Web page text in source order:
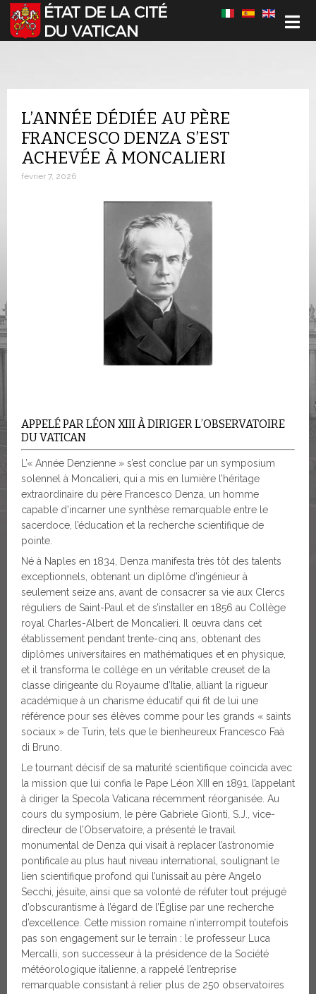
Sélectionnez votre langue
L’ANNÉE DÉDIÉE AU PÈRE
FRANCESCO DENZA S’EST
ACHEVÉE À MONCALIERI
février 7, 2026
APPELÉ PAR LÉON XIII À DIRIGER L’OBSERVATOIRE
DU VATICAN
L’« Année Denzienne » s’est conclue par un symposium
solennel à Moncalieri, qui a mis en lumière l’héritage
extraordinaire du père Francesco Denza, un homme
capable d’incarner une synthèse remarquable entre le
sacerdoce, l’éducation et la recherche scientifique de
pointe.
Né à Naples en 1834, Denza manifesta très tôt des talents
exceptionnels, obtenant un diplôme d’ingénieur à
seulement seize ans, avant de consacrer sa vie aux Clercs
réguliers de Saint-Paul et de s’installer en 1856 au Collège
royal Charles-Albert de Moncalieri. Il œuvra dans cet
établissement pendant trente-cinq ans, obtenant des
diplômes universitaires en mathématiques et en physique,
et il transforma le collège en un véritable creuset de la
classe dirigeante du Royaume d’Italie, alliant la rigueur
académique à un charisme éducatif qui fit de lui une
référence pour ses élèves comme pour les grands « saints
sociaux » de Turin, tels que le bienheureux Francesco Faà
di Bruno.
Le tournant décisif de sa maturité scientifique coïncida avec
la mission que lui confia le Pape Léon XIII en 1891, l’appelant
à diriger la Specola Vaticana récemment réorganisée. Au
cours du symposium, le père Gabriele Gionti, S.J., vice-
directeur de l’Observatoire, a présenté le travail
monumental de Denza qui visait à replacer l’astronomie
pontificale au plus haut niveau international, soulignant le
lien scientifique profond qui l’unissait au père Angelo
Secchi, jésuite, ainsi que sa volonté de réfuter tout préjugé
d’obscurantisme à l’égard de l’Église par une recherche
d’excellence. Cette mission romaine n’interrompit toutefois
pas son engagement sur le terrain : le professeur Luca
Mercalli, son successeur à la présidence de la Société
météorologique italienne, a rappelé l’entreprise
remarquable consistant à relier plus de 250 observatoires